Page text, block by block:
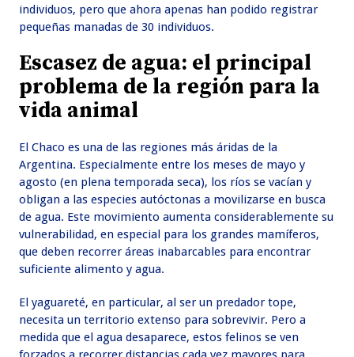
individuos, pero que ahora apenas han podido registrar
pequeñas manadas de 30 individuos.
Escasez de agua: el principal
problema de la región para la
vida animal
El Chaco es una de las regiones más áridas de la
Argentina. Especialmente entre los meses de mayo y
agosto (en plena temporada seca), los ríos se vacían y
obligan a las especies autóctonas a movilizarse en busca
de agua. Este movimiento aumenta considerablemente su
vulnerabilidad, en especial para los grandes mamíferos,
que deben recorrer áreas inabarcables para encontrar
suficiente alimento y agua.
El yaguareté, en particular, al ser un predador tope,
necesita un territorio extenso para sobrevivir. Pero a
medida que el agua desaparece, estos felinos se ven